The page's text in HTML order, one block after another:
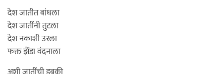
देश जातीत बांधला
देश जातींनी तुटला
देश नकाशी उरला
फक्त झेंडा वंदनाला